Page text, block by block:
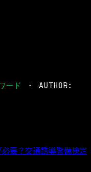
ード ・
AUTHOR:
要？交通誘導警備検定